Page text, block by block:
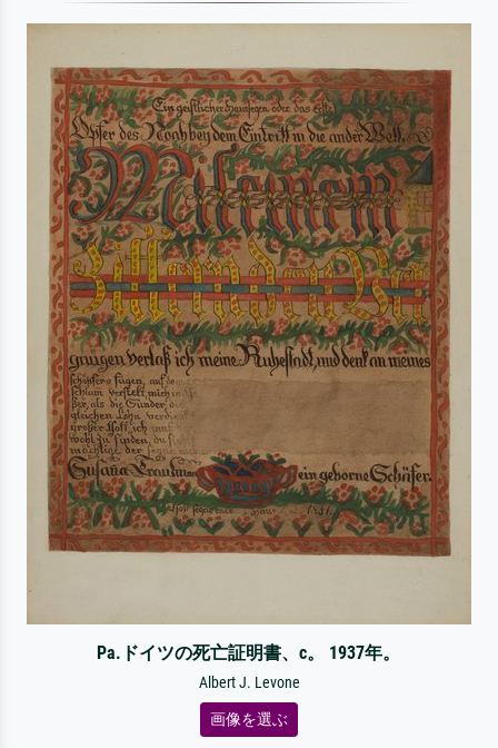
Pa.ドイツの死亡証明書、c。 1937年。
Albert J. Levone
画像を選ぶ